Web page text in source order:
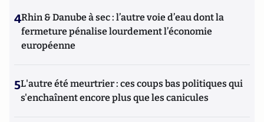
4Rhin & Danube à sec : l’autre voie d’eau dont la
fermeture pénalise lourdement l’économie
européenne
5L'autre été meurtrier : ces coups bas politiques qui
s'enchaînent encore plus que les canicules